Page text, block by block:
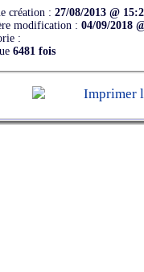
création : 27/08/2013 @
modification : 04/09/2018
:
6481 fois